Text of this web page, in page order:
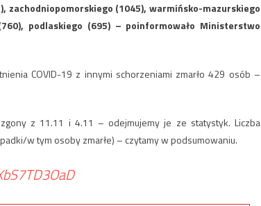
zachodniopomorskiego (1045), warmińsko-mazurskiego
podlaskiego (695) – poinformowało Ministerstwo
COVID-19 z innymi schorzeniami zmarło 429 osób –
zgony z 11.11 i 4.11 – odejmujemy je ze statystyk. Liczba
w tym osoby zmarłe) – czytamy w podsumowaniu.